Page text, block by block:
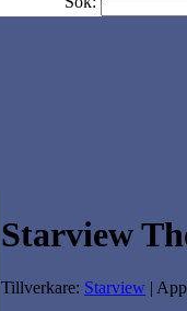
Starview
Tillverkare: Starview |